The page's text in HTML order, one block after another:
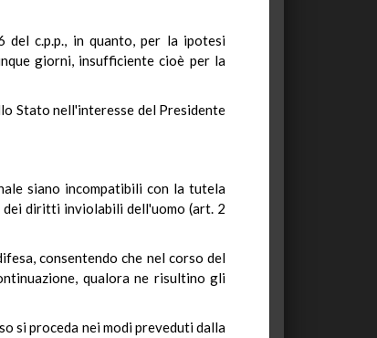
c.p.p., in quanto, per la ipotesi
giorni, insufficiente cioè per la
Stato nell'interesse del Presidente
siano incompatibili con la tutela
dei diritti inviolabili dell'uomo (art. 2
consentendo che nel corso del
qualora ne risultino gli
si proceda nei modi preveduti dalla